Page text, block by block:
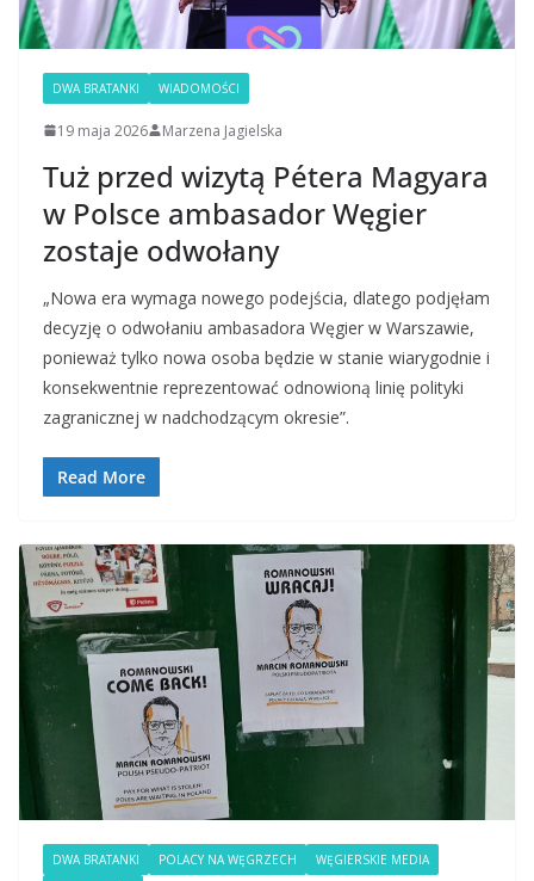
DWA BRATANKI WIADOMOŚCI
19 maja 2026 Marzena Jagielska
Tuż przed wizytą Pétera Magyara
w Polsce ambasador Węgier
zostaje odwołany
„Nowa era wymaga nowego podejścia, dlatego podjęłam
decyzję o odwołaniu ambasadora Węgier w Warszawie,
ponieważ tylko nowa osoba będzie w stanie wiarygodnie i
konsekwentnie reprezentować odnowioną linię polityki
zagranicznej w nadchodzącym okresie”.
Read More
DWA BRATANKI POLACY NA WĘGRZECH
WĘGIERSKIE MEDIA